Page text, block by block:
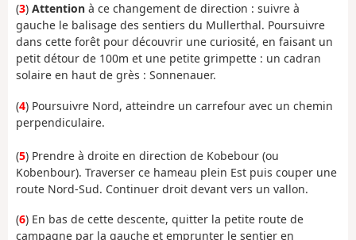
(3) Attention à ce changement de direction : suivre à
gauche le balisage des sentiers du Mullerthal. Poursuivre
dans cette forêt pour découvrir une curiosité, en faisant un
petit détour de 100m et une petite grimpette : un cadran
solaire en haut de grès : Sonnenauer.
(4) Poursuivre Nord, atteindre un carrefour avec un chemin
perpendiculaire.
(5) Prendre à droite en direction de Kobebour (ou
Kobenbour). Traverser ce hameau plein Est puis couper une
route Nord-Sud. Continuer droit devant vers un vallon.
(6) En bas de cette descente, quitter la petite route de
campagne par la gauche et emprunter le sentier en